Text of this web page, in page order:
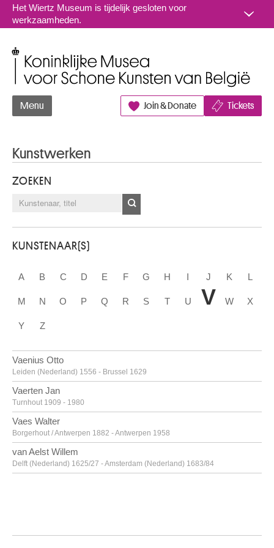
Naar inhoud
Het Wiertz Museum is tijdelijk gesloten voor
werkzaamheden.
Menu Join & Donate Tickets
Kunstwerken
ZOEKEN
KUNSTENAAR(S)
A B C D E F G H I J K L
M N O P Q R S T U V W X
Y Z
Vaenius Otto
Leiden (Nederland) 1556 - Brussel 1629
Vaerten Jan
Turnhout 1909 - 1980
Vaes Walter
Borgerhout / Antwerpen 1882 - Antwerpen 1958
van Aelst Willem
Delft (Nederland) 1625/27 - Amsterdam (Nederland) 1683/84